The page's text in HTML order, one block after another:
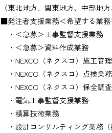
（東北地方、関東地方、中部地方
■発注者支援業務＜希望する業
・＜急募＞工事監督支援業務
・＜急募＞資料作成業務
・NEXCO（ネクスコ）施工管理
・NEXCO（ネクスコ）点検業務
・NEXCO（ネクスコ）保全調査
・電気工事監督支援業務
・積算技術業務
・設計コンサルティング業務（